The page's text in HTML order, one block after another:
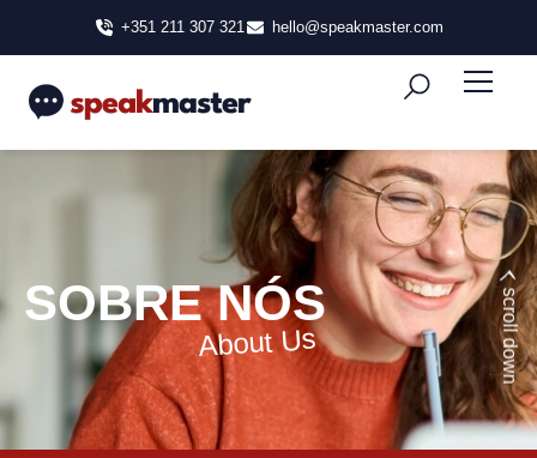
+351 211 307 321 hello@speakmaster.com
SOBRE NÓS
About Us scroll down